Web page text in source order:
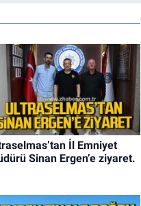
İl Emniyet
Sinan Ergen’e ziyaret.